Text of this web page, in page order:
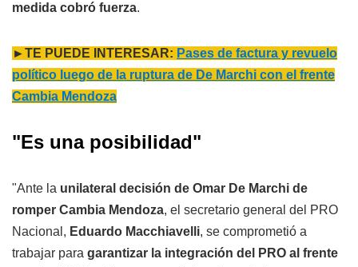
medida cobró fuerza.
►TE PUEDE INTERESAR: Pases de factura y revuelo
político luego de la ruptura de De Marchi con el frente
Cambia Mendoza
"Es una posibilidad"
"Ante la unilateral decisión de Omar De Marchi de
romper Cambia Mendoza, el secretario general del PRO
Nacional, Eduardo Macchiavelli, se comprometió a
trabajar para garantizar la integración del PRO al frente